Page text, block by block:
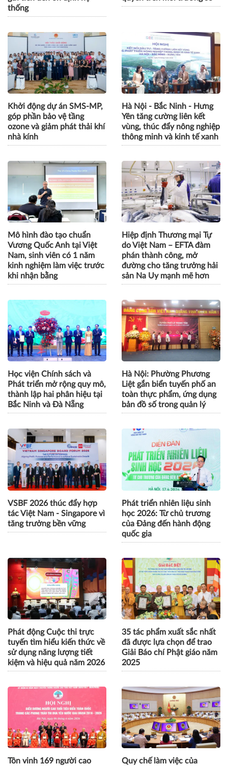
thống
Khởi động dự án SMS-MP,
góp phần bảo vệ tầng
ozone và giảm phát thải khí
nhà kính
Hà Nội - Bắc Ninh - Hưng
Yên tăng cường liên kết
vùng, thúc đẩy nông nghiệp
thông minh và kinh tế xanh
Mô hình đào tạo chuẩn
Vương Quốc Anh tại Việt
Nam, sinh viên có 1 năm
kinh nghiệm làm việc trước
khi nhận bằng
Hiệp định Thương mại Tự
do Việt Nam – EFTA đàm
phán thành công, mở
đường cho tăng trưởng hải
sản Na Uy mạnh mẽ hơn
Học viện Chính sách và
Phát triển mở rộng quy mô,
thành lập hai phân hiệu tại
Bắc Ninh và Đà Nẵng
Hà Nội: Phường Phương
Liệt gắn biển tuyến phố an
toàn thực phẩm, ứng dụng
bản đồ số trong quản lý
VSBF 2026 thúc đẩy hợp
tác Việt Nam - Singapore vì
tăng trưởng bền vững
Phát triển nhiên liệu sinh
học 2026: Từ chủ trương
của Đảng đến hành động
quốc gia
Phát động Cuộc thi trực
tuyến tìm hiểu kiến thức về
sử dụng năng lượng tiết
kiệm và hiệu quả năm 2026
35 tác phẩm xuất sắc nhất
đã được lựa chọn để trao
Giải Báo chí Phật giáo năm
2025
Tôn vinh 169 người cao
Quy chế làm việc của